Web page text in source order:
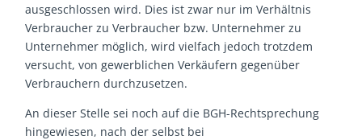
ausgeschlossen wird. Dies ist zwar nur im Verhältnis
Verbraucher zu Verbraucher bzw. Unternehmer zu
Unternehmer möglich, wird vielfach jedoch trotzdem
versucht, von gewerblichen Verkäufern gegenüber
Verbrauchern durchzusetzen.
An dieser Stelle sei noch auf die BGH-Rechtsprechung
hingewiesen, nach der selbst bei